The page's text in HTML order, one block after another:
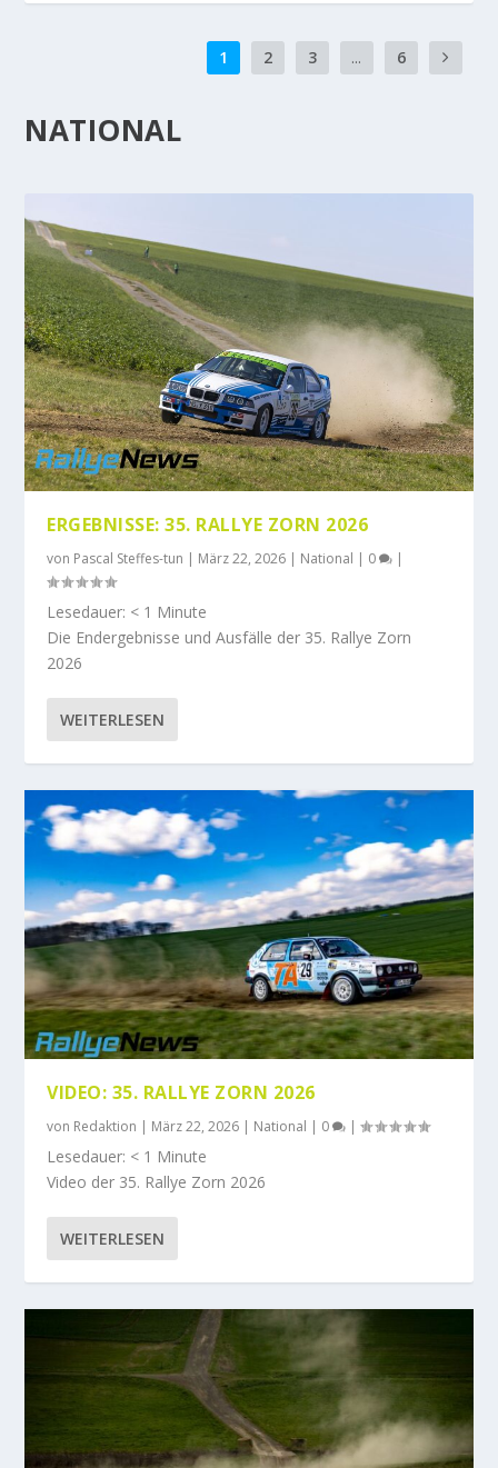
1 2 3 ... 6
NATIONAL
ERGEBNISSE: 35. RALLYE ZORN 2026
von Pascal Steffes-tun | März 22, 2026 | National | 0 |
Lesedauer: < 1 Minute
Die Endergebnisse und Ausfälle der 35. Rallye Zorn
2026
WEITERLESEN
VIDEO: 35. RALLYE ZORN 2026
von Redaktion | März 22, 2026 | National | 0 |
Lesedauer: < 1 Minute
Video der 35. Rallye Zorn 2026
WEITERLESEN